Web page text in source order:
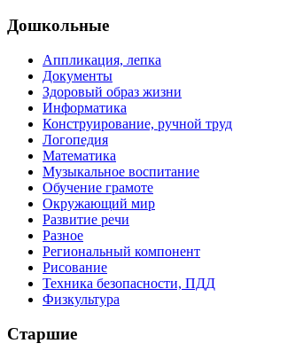
Дошкольные
Аппликация, лепка
Документы
Здоровый образ жизни
Информатика
Конструирование, ручной труд
Логопедия
Математика
Музыкальное воспитание
Обучение грамоте
Окружающий мир
Развитие речи
Разное
Региональный компонент
Рисование
Техника безопасности, ПДД
Физкультура
Старшие